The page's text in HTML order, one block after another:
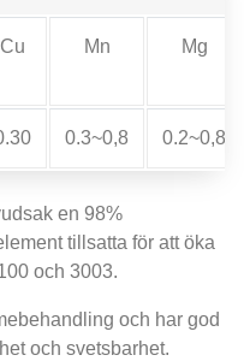
Cu Mn Mg
0.3~0,8 0.2~0,8
en 98%
tillsatta för att öka
och 3003.
och har god
och svetsbarhet.